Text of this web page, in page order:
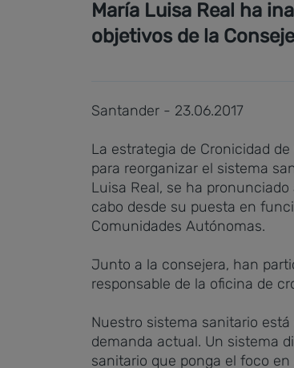
María Luisa Real ha
objetivos de la
Santander - 23.06.2017
La estrategia de Cronicidad
para reorganizar el sistema
Luisa Real, se ha
cabo desde su puesta en
Comunidades Autónomas.
Junto a la consejera, han
responsable de la oficina de
Nuestro sistema sanitario
demanda actual. Un sistema
sanitario que ponga el foco